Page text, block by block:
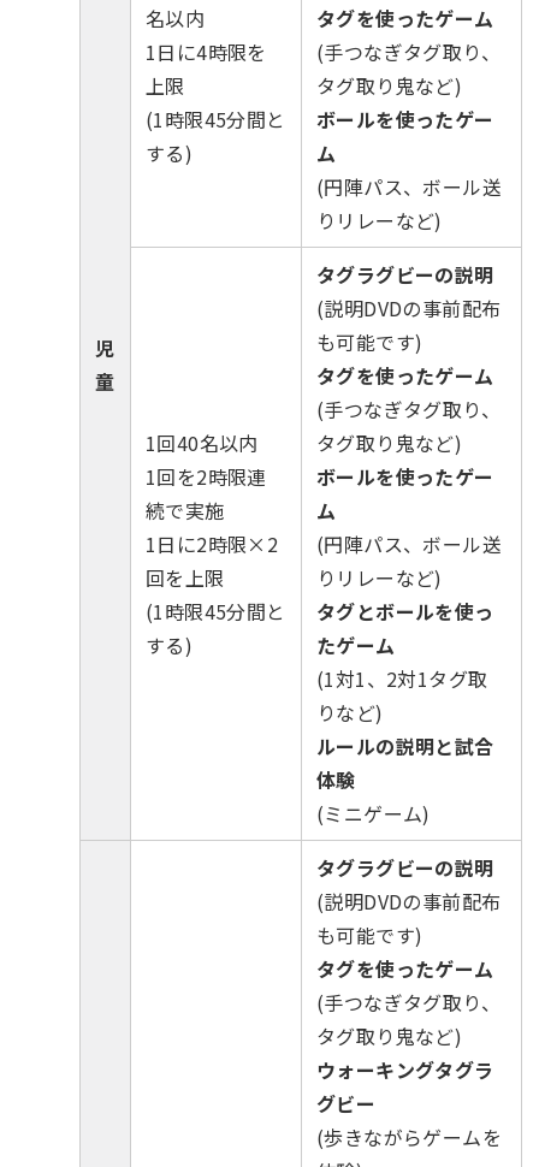
児
童
名以内
1日に4時限を
上限
(1時限45分間と
する)
タグを使ったゲーム
(手つなぎタグ取り、
タグ取り鬼など)
ボールを使ったゲー
ム
(円陣パス、ボール送
りリレーなど)
1回40名以内
1回を2時限連
続で実施
1日に2時限×2
回を上限
(1時限45分間と
する)
タグラグビーの説明
(説明DVDの事前配布
も可能です)
タグを使ったゲーム
(手つなぎタグ取り、
タグ取り鬼など)
ボールを使ったゲー
ム
(円陣パス、ボール送
りリレーなど)
タグとボールを使っ
たゲーム
(1対1、2対1タグ取
りなど)
ルールの説明と試合
体験
(ミニゲーム)
タグラグビーの説明
(説明DVDの事前配布
も可能です)
タグを使ったゲーム
(手つなぎタグ取り、
タグ取り鬼など)
ウォーキングタグラ
グビー
(歩きながらゲームを